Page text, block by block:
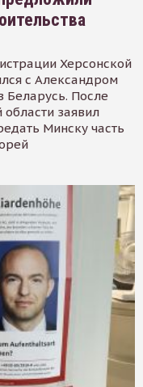
Херсонской
с Александром
Беларусь. После
области заявил
Минску часть